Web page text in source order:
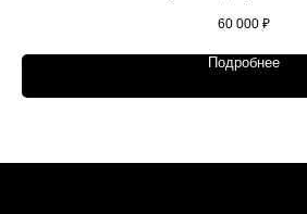
60 000 ₽
Подробнее